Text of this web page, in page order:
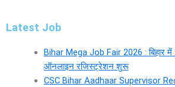
Latest Job
Bihar Mega Job Fair 2026 : बिहार में
ऑनलाइन रजिस्ट्रेशन शुरू
CSC Bihar Aadhaar Supervisor